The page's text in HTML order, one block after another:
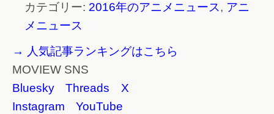
カテゴリー: 2016年のアニメニュース, アニ
メニュース
→ 人気記事ランキングはこちら
MOVIEW SNS
Bluesky
Threads
X
Instagram
YouTube